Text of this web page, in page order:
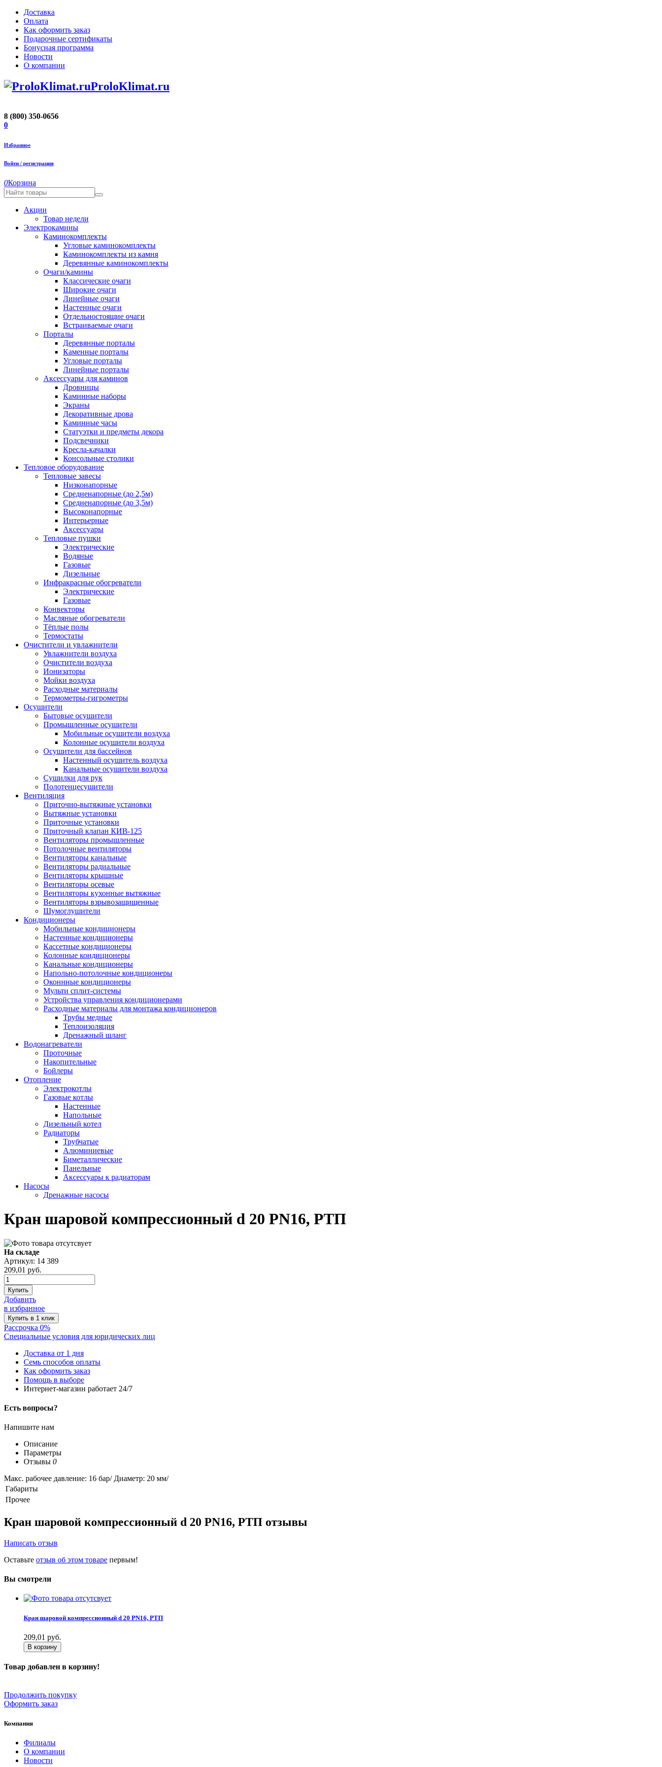
Доставка
Оплата
Как оформить заказ
Подарочные сертификаты
Бонусная программа
Новости
О компании
ProloKlimat.ru
8 (800) 350-0656
0
Избранное
Войти / регистрация
0Корзина
Акции
Товар недели
Электрокамины
Каминокомплекты
Угловые каминокомплекты
Каминокомплекты из камня
Деревянные каминокомплекты
Очаги/камины
Классические очаги
Широкие очаги
Линейные очаги
Настенные очаги
Отдельностоящие очаги
Встраиваемые очаги
Порталы
Деревянные порталы
Каменные порталы
Угловые порталы
Линейные порталы
Аксессуары для каминов
Дровницы
Каминные наборы
Экраны
Декоративные дрова
Каминные часы
Статуэтки и предметы декора
Подсвечники
Кресла-качалки
Консольные столики
Тепловое оборудование
Тепловые завесы
Низконапорные
Средненапорные (до 2,5м)
Средненапорные (до 3,5м)
Высоконапорные
Интерьерные
Аксессуары
Тепловые пушки
Электрические
Водяные
Газовые
Дизельные
Инфракрасные обогреватели
Электрические
Газовые
Конвекторы
Масляные обогреватели
Тёплые полы
Термостаты
Очистители и увлажнители
Увлажнители воздуха
Очистители воздуха
Ионизаторы
Мойки воздуха
Расходные материалы
Термометры-гигрометры
Осушители
Бытовые осушители
Промышленные осушители
Мобильные осушители воздуха
Колонные осушители воздуха
Осушители для бассейнов
Настенный осушитель воздуха
Канальные осушители воздуха
Сушилки для рук
Полотенцесушители
Вентиляция
Приточно-вытяжные установки
Вытяжные установки
Приточные установки
Приточный клапан КИВ-125
Вентиляторы промышленные
Потолочные вентиляторы
Вентиляторы канальные
Вентиляторы радиальные
Вентиляторы крышные
Вентиляторы осевые
Вентиляторы кухонные вытяжные
Вентиляторы взрывозащищенные
Шумоглушители
Кондиционеры
Мобильные кондиционеры
Настенные кондиционеры
Кассетные кондиционеры
Колонные кондиционеры
Канальные кондиционеры
Напольно-потолочные кондиционеры
Оконнные кондиционеры
Мульти сплит-системы
Устройства управления кондиционерами
Расходные материалы для монтажа кондиционеров
Трубы медные
Теплоизоляция
Дренажный шланг
Водонагреватели
Проточные
Накопительные
Бойлеры
Отопление
Электрокотлы
Газовые котлы
Настенные
Напольные
Дизельный котел
Радиаторы
Трубчатые
Алюминиевые
Биметаллические
Панельные
Аксессуары к радиаторам
Насосы
Дренажные насосы
Кран шаровой компрессионный d 20 PN16, РТП
На складе
Артикул: 14 389
209,01 руб.
Купить
Добавить
в избранное
Рассрочка 0%
Специальные условия для юридических лиц
Доставка от 1 дня
Семь способов оплаты
Как оформить заказ
Помощь в выборе
Интернет-магазин работает 24/7
Есть вопросы?
Напишите нам
Описание
Параметры
Отзывы 0
Макс. рабочее давление: 16 бар/ Диаметр: 20 мм/
Габариты
Прочее
Кран шаровой компрессионный d 20 PN16, РТП отзывы
Написать отзыв
Оставьте отзыв об этом товаре первым!
Вы смотрели
Кран шаровой компрессионный d 20 PN16, РТП
209,01 руб.
В корзину
Товар добавлен в корзину!
Продолжить покупку
Оформить заказ
Компания
Филиалы
О компании
Новости